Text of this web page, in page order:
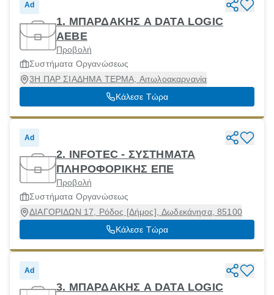
Ad
1. ΜΠΑΡΔΑΚΗΣ Α DATA LOGIC
ΑΕΒΕ
Προβολή
Συστήματα Οργανώσεως
3Η ΠΑΡ ΣΙΑΔΗΜΑ ΤΕΡΜΑ, Αιτωλοακαρνανία
Κάλεσε Τώρα
Ad
2. INFOTEC - ΣΥΣΤΗΜΑΤΑ
ΠΛΗΡΟΦΟΡΙΚΗΣ ΕΠΕ
Προβολή
Συστήματα Οργανώσεως
ΔΙΑΓΟΡΙΔΩΝ 17, Ρόδος [Δήμος], Δωδεκάνησα, 85100
Κάλεσε Τώρα
Ad
3. ΜΠΑΡΔΑΚΗΣ Α DATA LOGIC